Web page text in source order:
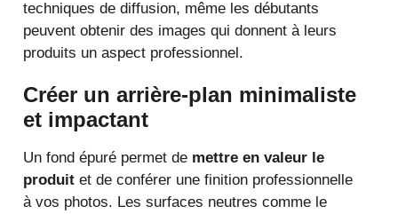
techniques de diffusion, même les débutants
peuvent obtenir des images qui donnent à leurs
produits un aspect professionnel.
Créer un arrière-plan minimaliste
et impactant
Un fond épuré permet de mettre en valeur le
produit et de conférer une finition professionnelle
à vos photos. Les surfaces neutres comme le